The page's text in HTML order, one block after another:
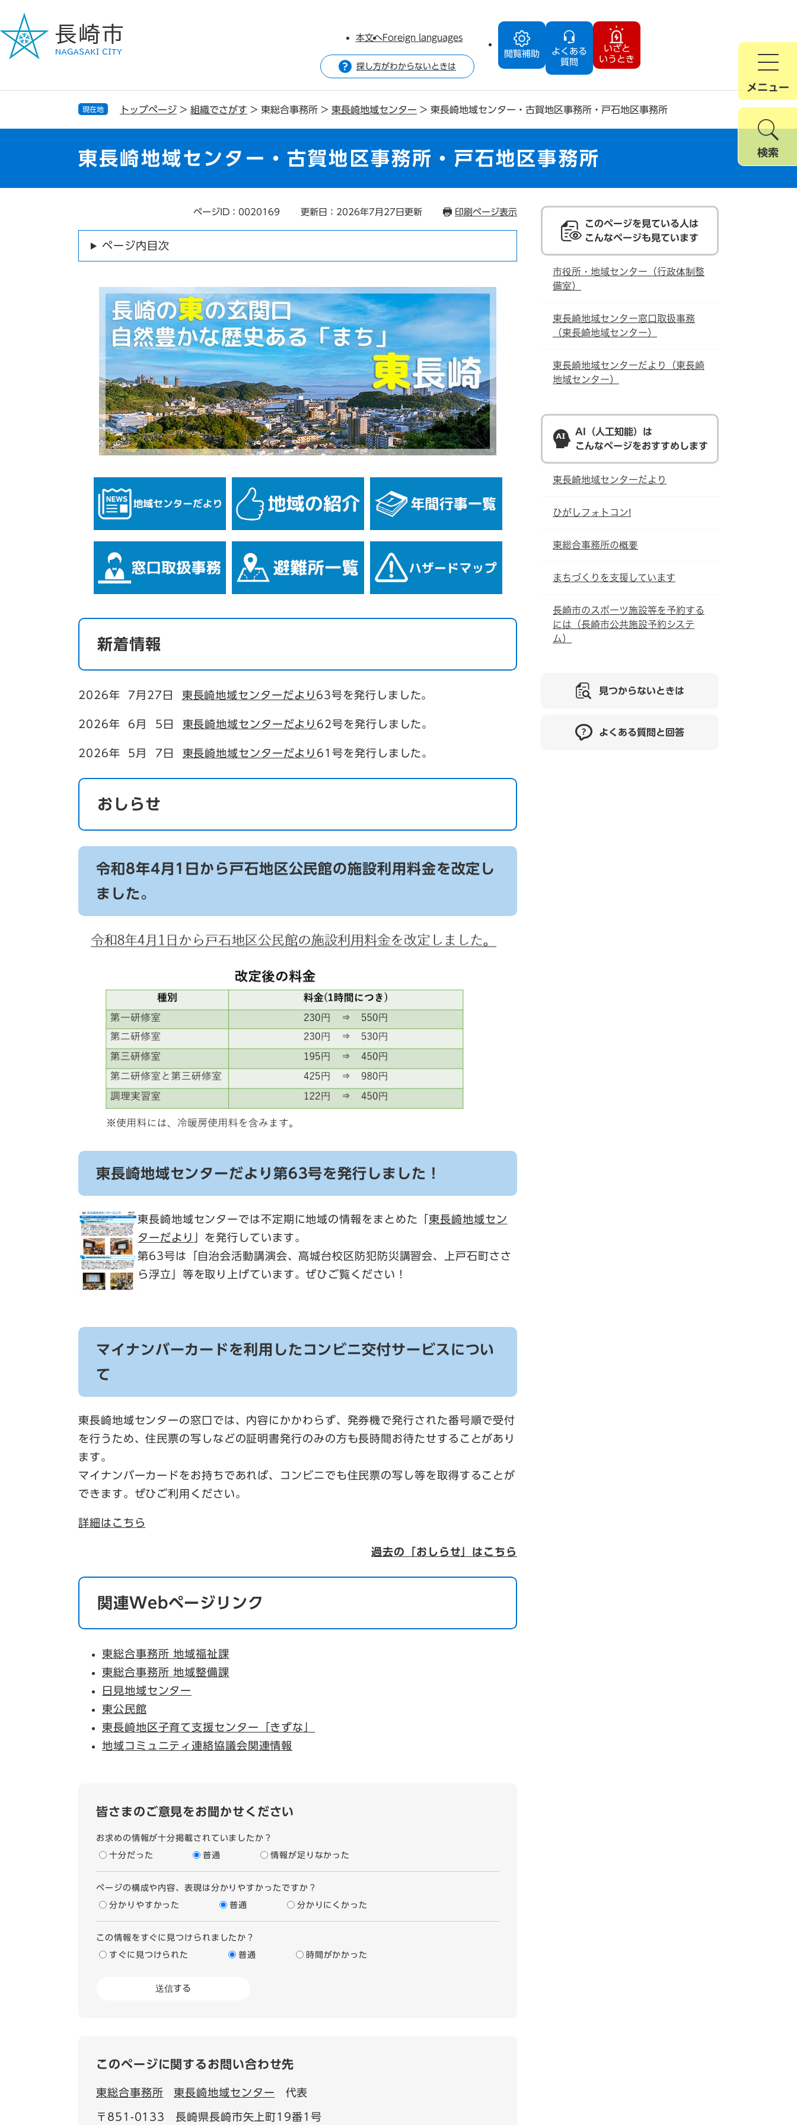
ジ
で
ュ
ば
閲覧補助
よくある
質問
いざと
いうとき
本文へForeign languages
探し方がわからないときは
メニュー
検索
現在地 トップページ > 組織でさがす > 東総合事務所 > 東長崎地域センター > 東長崎地域センター・古賀地区事務所・戸石地区事務所
東長崎地域センター・古賀地区事務所・戸石地区事務所
ページID：0020169 更新日：2026年7月27日更新 印刷ページ表示
ページ内目次
新着情報
2026年 7月27日 東長崎地域センターだより 63号を発行しました。
2026年 6月 5日 東長崎地域センターだより 62号を発行しました。
2026年 5月 7日 東長崎地域センターだより 61号を発行しました。
おしらせ
令和8年4月1日から戸石地区公民館の施設利用料金を改定し
ました。
東長崎地域センターだより第63号を発行しました！
東長崎地域センターでは不定期に地域の情報をまとめた「東長崎地域セン
ターだより
」を発行しています。
第63号は「自治会活動講演会、高城台校区防犯防災講習会、上戸石町ささ
ら浮立」等を取り上げています。ぜひご覧ください！
マイナンバーカードを利用したコンビニ交付サービスについ
て
東長崎地域センターの窓口では、内容にかかわらず、発券機で発行された番号順で受付
を行うため、住民票の写しなどの証明書発行のみの方も長時間お待たせすることがあり
ます。
マイナンバーカードをお持ちであれば、コンビニでも住民票の写し等を取得することが
できます。ぜひご利用ください。
詳細はこちら
過去の「おしらせ」はこちら
関連Webページリンク
東総合事務所 地域福祉課
東総合事務所 地域整備課
日見地域センター
東公民館
東長崎地区子育て支援センター「きずな」
地域コミュニティ連絡協議会関連情報
皆さまのご意見をお聞かせください
お求めの情報が十分掲載されていましたか？
十分だった 普通 情報が足りなかった
ページの構成や内容、表現は分かりやすかったですか？
分かりやすかった 普通 分かりにくかった
この情報をすぐに見つけられましたか？
すぐに見つけられた 普通 時間がかかった
このページに関するお問い合わせ先
東総合事務所 東長崎地域センター 代表
〒851-0133 長崎県長崎市矢上町19番1号
このページを見ている人は
こんなページも見ています
市役所・地域センター（行政体制整
備室）
東長崎地域センター窓口取扱事務
（東長崎地域センター）
東長崎地域センターだより（東長崎
地域センター）
AI（人工知能）は
こんなページをおすすめします
東長崎地域センターだより
ひがしフォトコン!
東総合事務所の概要
まちづくりを支援しています
長崎市のスポーツ施設等を予約する
には（長崎市公共施設予約システ
ム）
見つからないときは
よくある質問と回答